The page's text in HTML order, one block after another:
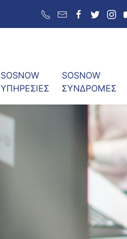
SOSNOW
ΥΠΗΡΕΣΙΕΣ
SOSNOW
ΣΥΝΔΡΟΜΕΣ